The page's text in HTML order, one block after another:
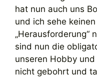
hat nun auch uns
und ich sehe
„Herausforderung“
sind nun die
unseren Hobby
nicht gebohrt und